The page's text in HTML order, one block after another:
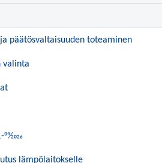
päätösvaltaisuuden toteaminen
valinta
lämpölaitokselle